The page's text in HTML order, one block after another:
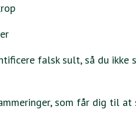
falsk sult, så du ikke
som får dig til at